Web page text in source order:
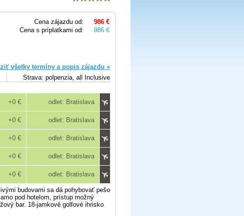
Cena zájazdu od:
986 €
Cena s príplatkami od:
986 €
všetky termíny a popis zájazdu »
Strava: polpenzia, all Inclusive
+0 € odlet: Bratislava
+0 € odlet: Bratislava
+0 € odlet: Bratislava
+0 € odlet: Bratislava
+0 € odlet: Bratislava
budovami sa dá pohybovať pešo
pod hotelom, prístup možný
bar. 18-jamkové golfové ihrisko